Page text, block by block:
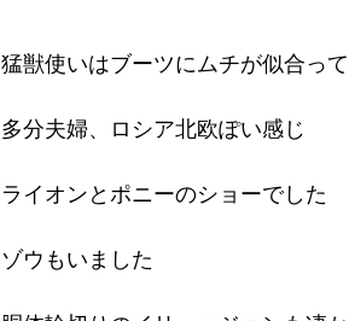
猛獣使いはブーツにムチが似合っ
多分夫婦、ロシア北欧ぽい感じ
ライオンとポニーのショーでした
ゾウもいました